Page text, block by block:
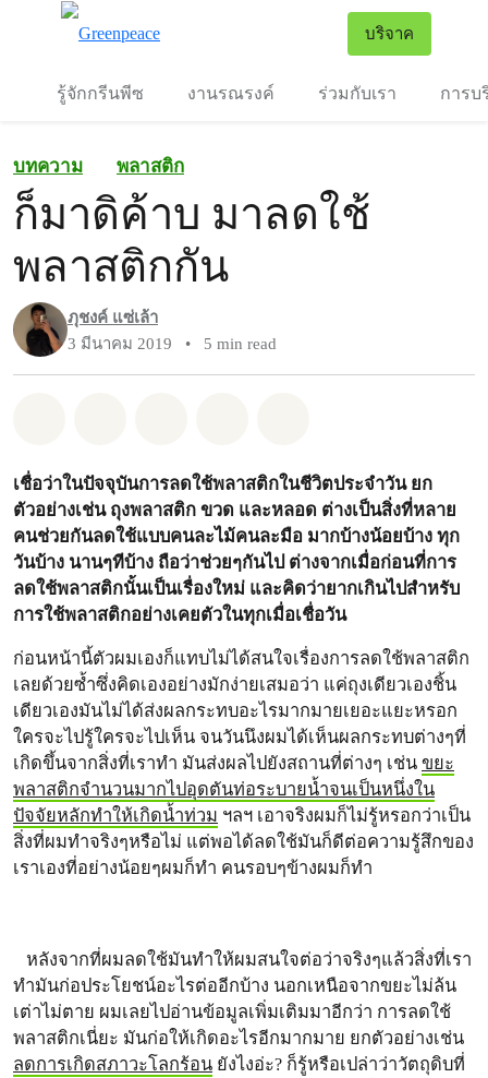
บริจาค
รู้จักกรีนพีซ งานรณรงค์ ร่วมกับเรา การบ
บทความ พลาสติก
ก็มาดิค้าบ มาลดใช้
พลาสติกกัน
ภุชงค์ แซ่เล้า
3 มีนาคม 2019
• 5 min read
เชื่อว่าในปัจจุบันการลดใช้พลาสติกในชีวิตประจำวัน ยก
ตัวอย่างเช่น ถุงพลาสติก ขวด และหลอด ต่างเป็นสิ่งที่หลาย
คนช่วยกันลดใช้แบบคนละไม้คนละมือ มากบ้างน้อยบ้าง ทุก
วันบ้าง นานๆทีบ้าง ถือว่าช่วยๆกันไป ต่างจากเมื่อก่อนที่การ
ลดใช้พลาสติกนั้นเป็นเรื่องใหม่ และคิดว่ายากเกินไปสำหรับ
การใช้พลาสติกอย่างเคยตัวในทุกเมื่อเชื่อวัน
ก่อนหน้านี้ตัวผมเองก็แทบไม่ได้สนใจเรื่องการลดใช้พลาสติก
เลยด้วยซ้ำซึ่งคิดเองอย่างมักง่ายเสมอว่า แค่ถุงเดียวเองชิ้น
เดียวเองมันไม่ได้ส่งผลกระทบอะไรมากมายเยอะแยะหรอก
ใครจะไปรู้ใครจะไปเห็น จนวันนึงผมได้เห็นผลกระทบต่างๆที่
เกิดขึ้นจากสิ่งที่เราทำ มันส่งผลไปยังสถานที่ต่างๆ เช่น ขยะ
พลาสติกจำนวนมากไปอุดตันท่อระบายน้ำจนเป็นหนึ่งใน
ปัจจัยหลักทำให้เกิดน้ำท่วม ฯลฯ เอาจริงผมก็ไม่รู้หรอกว่าเป็น
สิ่งที่ผมทำจริงๆหรือไม่ แต่พอได้ลดใช้มันก็ดีต่อความรู้สึกของ
เราเองที่อย่างน้อยๆผมก็ทำ คนรอบๆข้างผมก็ทำ
หลังจากที่ผมลดใช้มันทำให้ผมสนใจต่อว่าจริงๆแล้วสิ่งที่เรา
ทำมันก่อประโยชน์อะไรต่ออีกบ้าง นอกเหนือจากขยะไม่ล้น
เต่าไม่ตาย ผมเลยไปอ่านข้อมูลเพิ่มเติมมาอีกว่า การลดใช้
พลาสติกเนี่ยะ มันก่อให้เกิดอะไรอีกมากมาย ยกตัวอย่างเช่น
ลดการเกิดสภาวะโลกร้อน ยังไงอ่ะ? ก็รู้หรือเปล่าว่าวัตถุดิบที่